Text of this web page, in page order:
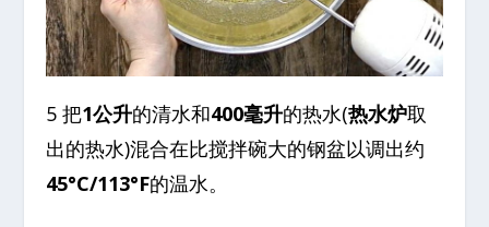
5 把1公升的清水和400毫升的热水(热水炉取
出的热水)混合在比搅拌碗大的钢盆以调出约
45°C/113°F的温水。